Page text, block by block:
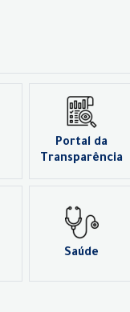
Portal da
Transparência
Saúde